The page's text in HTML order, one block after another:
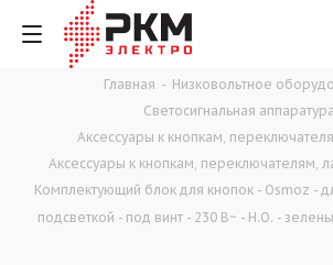
Главная - Низковольтное
Светосигнальная аппаратура
Аксессуары к кнопкам,
Аксессуары к кнопкам, переключателям,
Комплектующий блок для кнопок - Osmoz -
подсветкой - под винт - 230 В~ - Н.О. -